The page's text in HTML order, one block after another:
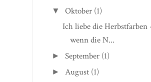
▼ Oktober (1)
Ich liebe die Herbstfarben
wenn die N...
►September (1)
►August (1)